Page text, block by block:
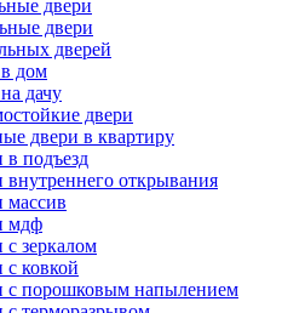
двери
двери
дверей
дом
дачу
двери
двери в квартиру
в подъезд
внутреннего открывания
массив
мдф
зеркалом
с ковкой
с порошковым напылением